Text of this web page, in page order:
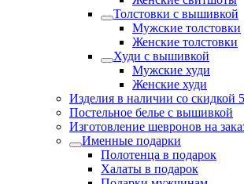
Толстовки с вышивкой
Мужские толстовки
Женские толстовки
Худи с вышивкой
Мужские худи
Женские худи
Изделия в наличии со скидкой
Постельное белье с вышивкой
Изготовление шевронов на
Именные подарки
Полотенца в подарок
Халаты в подарок